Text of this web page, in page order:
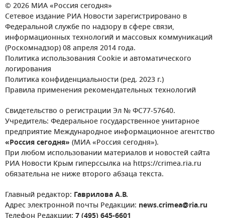
© 2026 МИА «Россия сегодня»
Сетевое издание РИА Новости зарегистрировано в
Федеральной службе по надзору в сфере связи,
информационных технологий и массовых коммуникаций
(Роскомнадзор) 08 апреля 2014 года.
Политика использования Cookie и автоматического
логирования
Политика конфиденциальности (ред. 2023 г.)
Правила применения рекомендательных технологий
Свидетельство о регистрации Эл № ФС77-57640.
Учредитель: Федеральное государственное унитарное
предприятие Международное информационное агентство
«Россия сегодня» (МИА «Россия сегодня»).
При любом использовании материалов и новостей сайта
РИА Новости Крым гиперссылка на https://crimea.ria.ru
обязательна не ниже второго абзаца текста.
Главный редактор: Гаврилова А.В.
Адрес электронной почты Редакции: news.crimea@ria.ru